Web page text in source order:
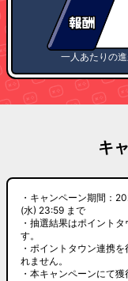
一人あたりの
キ
・キャンペーン期間：
(水) 23:59 まで
・抽選結果はポイント
す。
・ポイントタウン連携
れません。
・本キャンペーンにて